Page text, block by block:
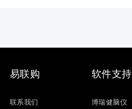
易联购
联系我们
软件支持
博瑞健脑仪